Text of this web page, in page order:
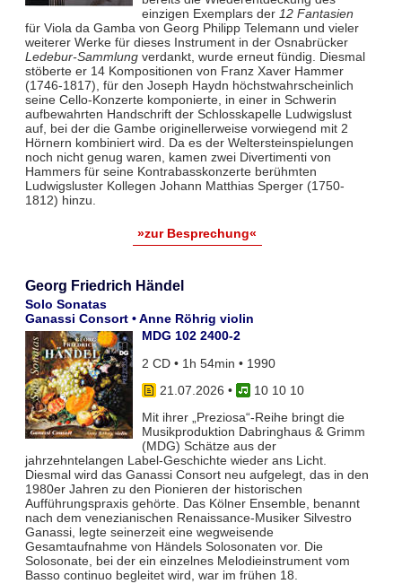
einzigen Exemplars der 12 Fantasien
für Viola da Gamba von Georg Philipp Telemann und vieler
weiterer Werke für dieses Instrument in der Osnabrücker
Ledebur-Sammlungverdankt, wurde erneut fündig. Diesmal
stöberte er 14 Kompositionen von Franz Xaver Hammer
(1746-1817), für den Joseph Haydn höchstwahrscheinlich
seine Cello-Konzerte komponierte, in einer in Schwerin
aufbewahrten Handschrift der Schlosskapelle Ludwigslust
auf, bei der die Gambe originellerweise vorwiegend mit 2
Hörnern kombiniert wird. Da es der Weltersteinspielungen
noch nicht genug waren, kamen zwei Divertimenti von
Hammers für seine Kontrabasskonzerte berühmten
Ludwigsluster Kollegen Johann Matthias Sperger (1750-
1812) hinzu.
»zur Besprechung«
Georg Friedrich Händel
Solo Sonatas
Ganassi Consort • Anne Röhrig violin
MDG 102 2400-2
2 CD • 1h 54min • 1990
21.07.2026 •
10 10 10
Mit ihrer „Preziosa“-Reihe bringt die
Musikproduktion Dabringhaus & Grimm
(MDG) Schätze aus der
jahrzehntelangen Label-Geschichte wieder ans Licht.
Diesmal wird das Ganassi Consort neu aufgelegt, das in den
1980er Jahren zu den Pionieren der historischen
Aufführungspraxis gehörte. Das Kölner Ensemble, benannt
nach dem venezianischen Renaissance-Musiker Silvestro
Ganassi, legte seinerzeit eine wegweisende
Gesamtaufnahme von Händels Solosonaten vor. Die
Solosonate, bei der ein einzelnes Melodieinstrument vom
Basso continuo begleitet wird, war im frühen 18.